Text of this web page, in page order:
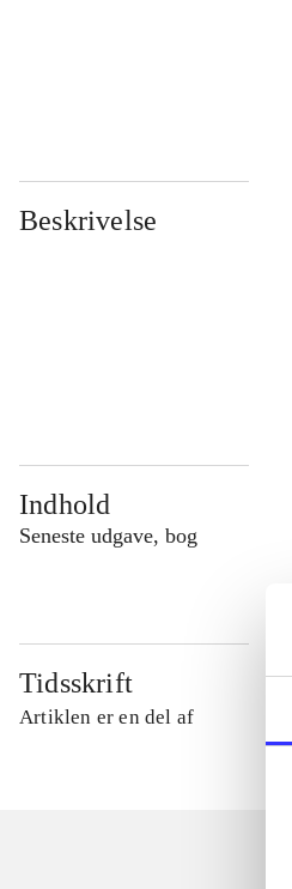
Beskrivelse
Indhold
Seneste udgave, bog
Tidsskrift
Artiklen er en del af